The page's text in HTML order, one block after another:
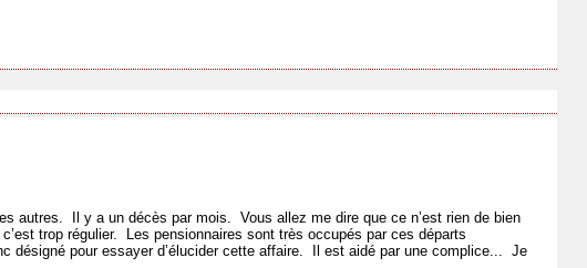
autres. Il y a un décès par mois. Vous allez me dire que ce n’est rien de bien
trop régulier.
Les pensionnaires sont très occupés par ces départs
désigné pour essayer d’élucider cette affaire. Il est aidé par une complice... Je